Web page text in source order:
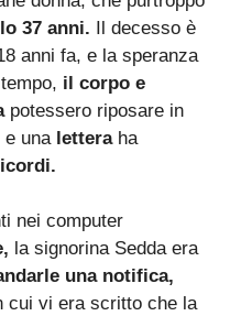
37 anni. Il decesso è
anni fa, e la speranza
il corpo e
potessero riposare in
una letteraha
nei computer
la signorina Sedda era
una notifica,
cui vi era scritto che la